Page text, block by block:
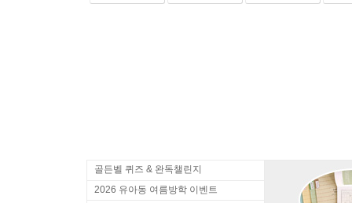
골든벨 퀴즈 & 완독챌린지
2026 유아동 여름방학 이벤트